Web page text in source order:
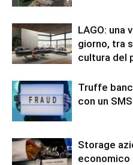
LAGO: una
giorno, tra
cultura del
Truffe
con un SMS
Storage
economico